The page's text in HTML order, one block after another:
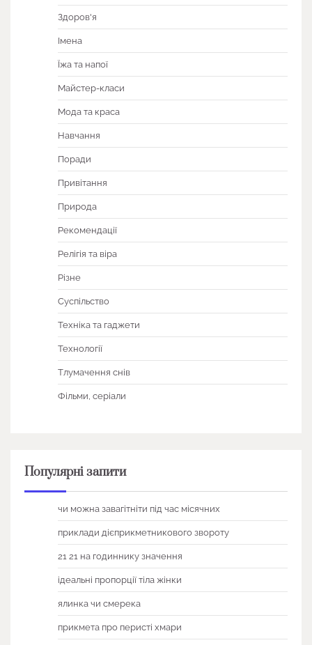
Здоров'я
Імена
Їжа та напої
Майстер-класи
Мода та краса
Навчання
Поради
Привітання
Природа
Рекомендації
Релігія та віра
Різне
Суспільство
Техніка та гаджети
Технології
Тлумачення снів
Фільми, серіали
Популярні запити
чи можна завагітніти під час місячних
приклади дієприкметникового звороту
21 21 на годиннику значення
ідеальні пропорції тіла жінки
ялинка чи смерека
прикмета про перисті хмари